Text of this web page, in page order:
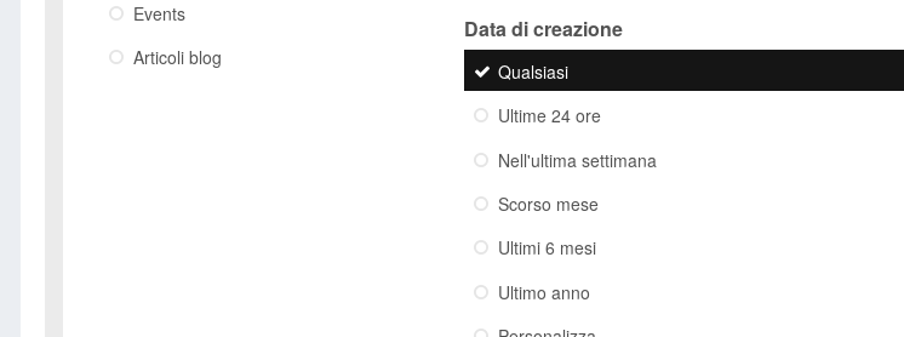
Events
Articoli blog
Data di creazione
Qualsiasi
Ultime 24 ore
Nell'ultima settimana
Scorso mese
Ultimi 6 mesi
Ultimo anno